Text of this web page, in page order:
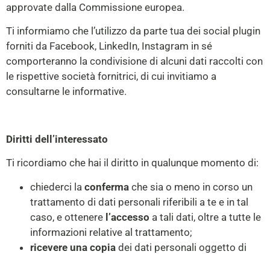
approvate dalla Commissione europea.
Ti informiamo che l’utilizzo da parte tua dei social plugin
forniti da Facebook, LinkedIn, Instagram in sé
comporteranno la condivisione di alcuni dati raccolti con
le rispettive società fornitrici, di cui invitiamo a
consultarne le informative.
Diritti dell’interessato
Ti ricordiamo che hai il diritto in qualunque momento di:
chiederci la conferma che sia o meno in corso un
trattamento di dati personali riferibili a te e in tal
caso, e ottenere l’accesso a tali dati, oltre a tutte le
informazioni relative al trattamento;
ricevere una copia dei dati personali oggetto di